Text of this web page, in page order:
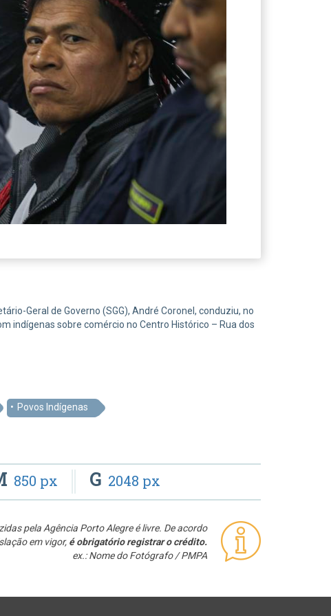
Geral de Governo (SGG), André Coronel, conduziu, no
indígenas sobre comércio no Centro Histórico – Rua dos
Povos Indígenas
850 px G 2048 px
pela Agência Porto Alegre é livre. De acordo
em vigor, é obrigatório registrar o crédito.
ex.: Nome do Fotógrafo / PMPA